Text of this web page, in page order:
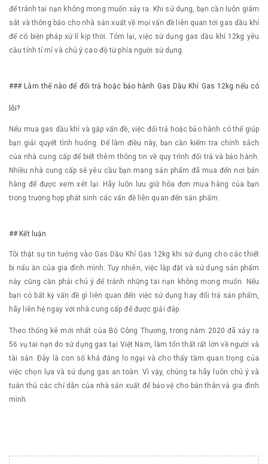
để tránh tai nạn không mong muốn xảy ra. Khi sử dụng, bạn cần luôn giám
sát và thông báo cho nhà sản xuất về mọi vấn đề liên quan tới gas dầu khí
để có biện pháp xử lí kịp thời. Tóm lại, việc sử dụng gas dầu khí 12kg yêu
cầu tính tỉ mỉ và chú ý cao độ từ phía người sử dụng.
### Làm thế nào để đổi trả hoặc bảo hành Gas Dầu Khí Gas 12kg nếu có
lỗi?
Nếu mua gas dầu khí và gặp vấn đề, việc đổi trả hoặc bảo hành có thể giúp
bạn giải quyết tình huống. Để làm điều này, bạn cần kiểm tra chính sách
của nhà cung cấp để biết thêm thông tin về quy trình đổi trả và bảo hành.
Nhiều nhà cung cấp sẽ yêu cầu bạn mang sản phẩm đã mua đến nơi bán
hàng để được xem xét lại. Hãy luôn lưu giữ hóa đơn mua hàng của bạn
trong trường hợp phát sinh các vấn đề liên quan đến sản phẩm.
## Kết luận
Tôi thật sự tin tưởng vào Gas Dầu Khí Gas 12kg khi sử dụng cho các thiết
bị nấu ăn của gia đình mình. Tuy nhiên, việc lắp đặt và sử dụng sản phẩm
này cũng cần phải chú ý để tránh những tai nạn không mong muốn. Nếu
bạn có bất kỳ vấn đề gì liên quan đến việc sử dụng hay đổi trả sản phẩm,
hãy liên hệ ngay với nhà cung cấp để được giải đáp.
Theo thống kê mới nhất của Bộ Công Thương, trong năm 2020 đã xảy ra
56 vụ tai nạn do sử dụng gas tại Việt Nam, làm tổn thất rất lớn về người và
tài sản. Đây là con số khá đáng lo ngại và cho thấy tầm quan trọng của
việc chọn lựa và sử dụng gas an toàn. Vì vậy, chúng ta hãy luôn chú ý và
tuân thủ các chỉ dẫn của nhà sản xuất để bảo vệ cho bản thân và gia đình
mình.